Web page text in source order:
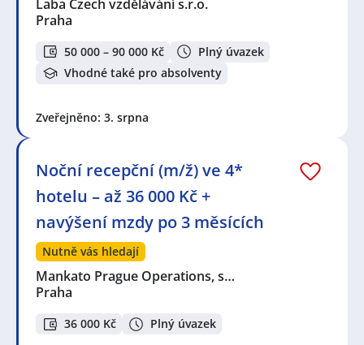
Laba Czech vzdělávání s.r.o.
Praha
50 000 – 90 000 Kč
Plný úvazek
Vhodné také pro absolventy
Zveřejněno: 3. srpna
Noční recepční (m/ž) ve 4*
hotelu – až 36 000 Kč +
navýšení mzdy po 3 měsících
Nutně vás hledají
Mankato Prague Operations, s…
Praha
36 000 Kč Plný úvazek